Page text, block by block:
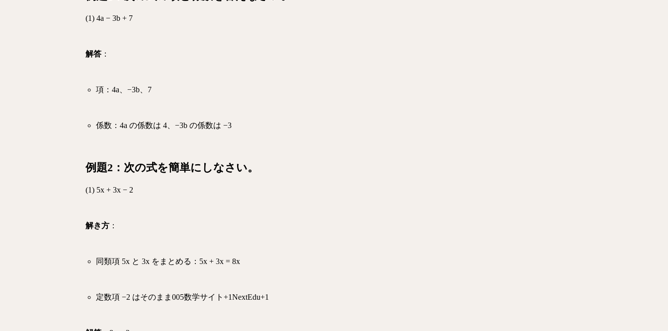
(1) 4a − 3b + 7
解答 ：
項：4a、−3b、7
係数：4a の係数は 4、−3b の係数は −3
例題2：次の式を簡単にしなさい。
(1) 5x + 3x − 2
解き方 ：
同類項 5x と 3x をまとめる：5x + 3x = 8x
定数項 −2 はそのまま 005数学サイト +1NextEdu+1